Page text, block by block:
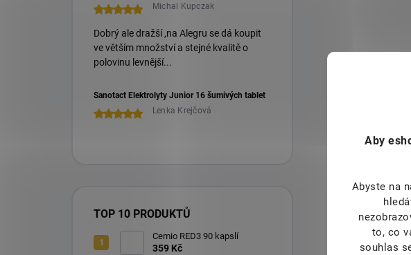
Aby
Abyste na
to, co
souhlas
Michal Kupczak
Dobrý ale dražší ,na Alegru se dá koupit
ve větším množství a stejné kvalitě o
polovinu levnější...
Sanotact Elektrolyty Junior 16 šumivých tablet
Lenka Krejčová
TOP 10 PRODUKTŮ
Cemio RED3 90 kapslí
359 Kč